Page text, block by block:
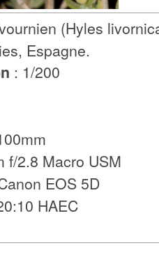
(Hyles
Espagne.
: 1/200
f/2.8 Macro USM
EOS 5D
HAEC